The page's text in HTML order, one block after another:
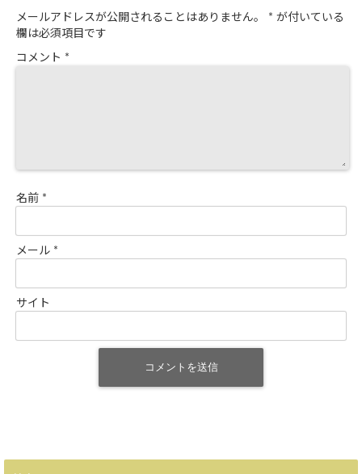
メールアドレスが公開されることはありません。 * が付いている
欄は必須項目です
コメント *
名前 *
メール *
サイト